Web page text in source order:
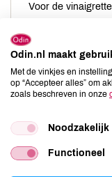
Voor de
2 el olijfolie
1 1/2 el
1 el sesamolie
Odin.nl maakt
Met de vinkjes en
op “Accepteer alles” om
zoals beschreven in onze
Noodzakelijk
Functioneel